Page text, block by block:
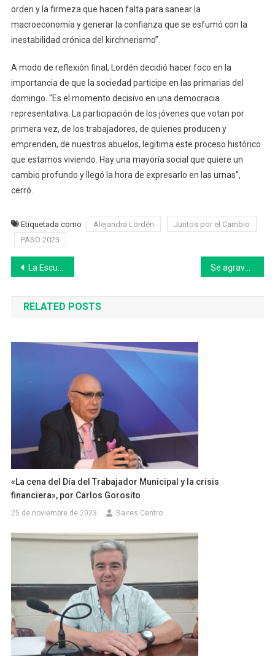
orden y la firmeza que hacen falta para sanear la
macroeconomía y generar la confianza que se esfumó con la
inestabilidad crónica del kirchnerismo”.
A modo de reflexión final, Lordén decidió hacer foco en la
importancia de que la sociedad participe en las primarias del
domingo. “Es el momento decisivo en una democracia
representativa. La participación de los jóvenes que votan por
primera vez, de los trabajadores, de quienes producen y
emprenden, de nuestros abuelos, legitima este proceso histórico
que estamos viviendo. Hay una mayoría social que quiere un
cambio profundo y llegó la hora de expresarlo en las urnas”,
cerró.
Etiquetada como Alejandra Lordén
Juntos por el Cambio
PASO 2023
Navegación
de
entradas
La Escuela Especial de Riestra recibió un Bipedestador
RELATED POSTS
«La cena del Día del Trabajador Municipal y la crisis
financiera», por Carlos Gorosito
25 de noviembre de 2023 Baires Centro